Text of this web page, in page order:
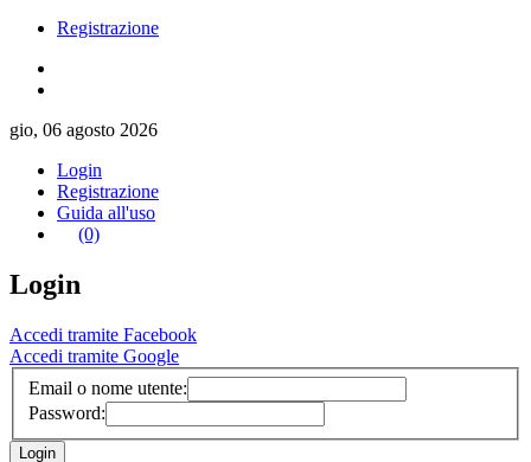
Registrazione
gio, 06 agosto 2026
Login
Registrazione
Guida all'uso
(0)
Login
Accedi tramite Facebook
Accedi tramite Google
Email o nome utente:
Password: